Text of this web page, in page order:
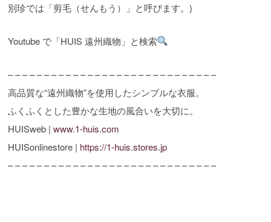
別珍では「剪毛（せんもう）」と呼びます。)
Youtube で「HUIS 遠州織物」と検索
– – – – – – – – – – – – – – – – – – – – – – – – – – – – –
高品質な“遠州織物”を使用したシンプルな衣服。
ふくふくとした豊かな生地の風合いを大切に。
HUISweb |www.1-huis.com
HUISonlinestore | https://1-huis.stores.jp
– – – – – – – – – – – – – – – – – – – – – – – – – – – – –